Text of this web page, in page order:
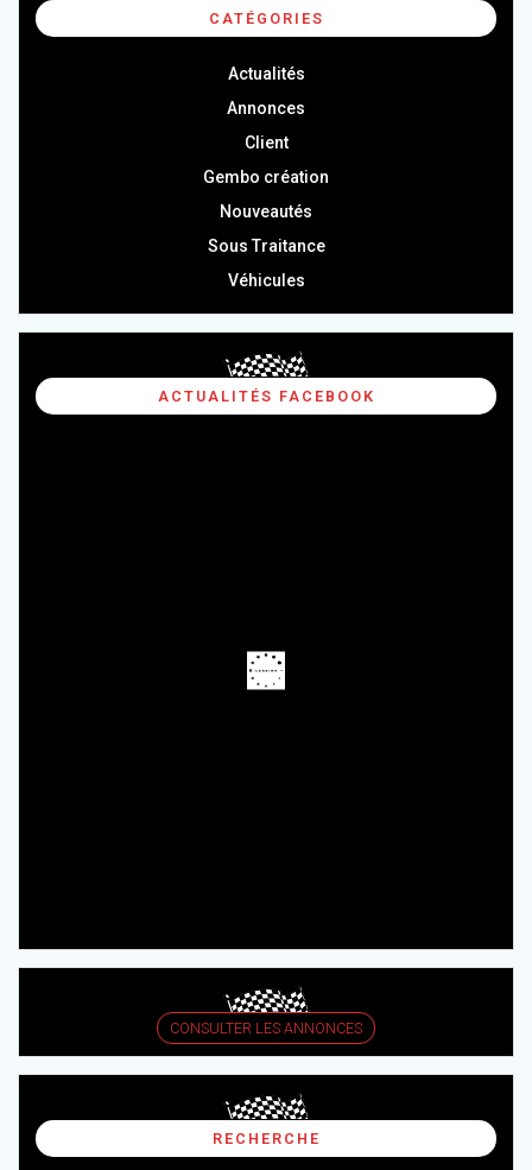
CATÉGORIES
Actualités
Annonces
Client
Gembo création
Nouveautés
Sous Traitance
Véhicules
ACTUALITÉS FACEBOOK
CONSULTER LES ANNONCES
RECHERCHE